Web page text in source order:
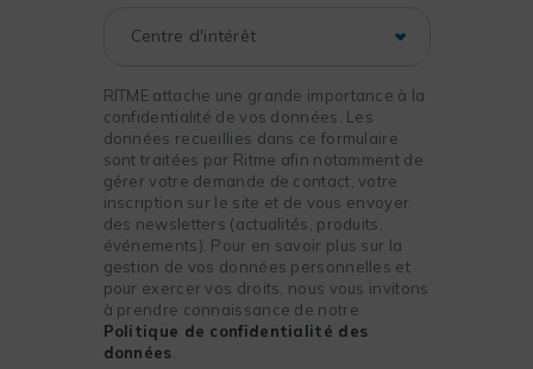
RITME attache une grande importance à la
confidentialité de vos données. Les
données recueillies dans ce formulaire
sont traitées par Ritme afin notamment de
gérer votre demande de contact, votre
inscription sur le site et de vous envoyer
des newsletters (actualités, produits,
événements). Pour en savoir plus sur la
gestion de vos données personnelles et
pour exercer vos droits, nous vous invitons
à prendre connaissance de notre
Politique de confidentialité des
données